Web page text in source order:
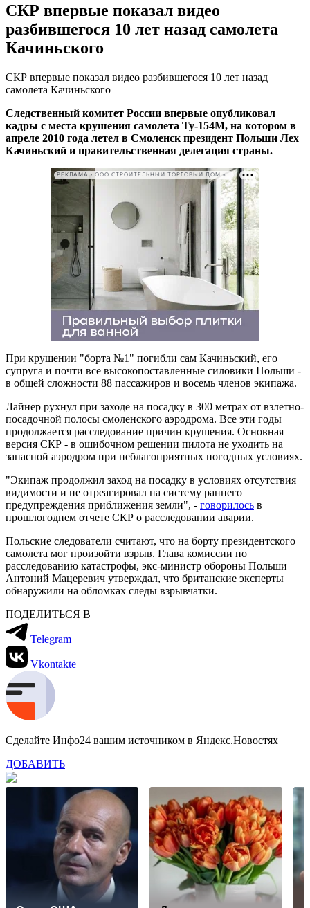
СКР впервые показал видео
разбившегося 10 лет назад самолета
Качиньского
СКР впервые показал видео разбившегося 10 лет назад
самолета Качиньского
Следственный комитет России впервые опубликовал
кадры с места крушения самолета Ту-154М, на котором в
апреле 2010 года летел в Смоленск президент Польши Лех
Качиньский и правительственная делегация страны.
РЕКЛАМА • ООО СТРОИТЕЛЬНЫЙ ТОРГОВЫЙ ДОМ «ПЕТРОВИЧ». ИНН: 7802348846
При крушении "борта №1" погибли сам Качиньский, его
супруга и почти все высокопоставленные силовики Польши -
в общей сложности 88 пассажиров и восемь членов экипажа.
Лайнер рухнул при заходе на посадку в 300 метрах от взлетно-
посадочной полосы смоленского аэродрома. Все эти годы
продолжается расследование причин крушения. Основная
версия СКР - в ошибочном решении пилота не уходить на
запасной аэродром при неблагоприятных погодных условиях.
"Экипаж продолжил заход на посадку в условиях отсутствия
видимости и не отреагировал на систему раннего
предупреждения приближения земли", - говорилось в
прошлогоднем отчете СКР о расследовании аварии.
Польские следователи считают, что на борту президентского
самолета мог произойти взрыв. Глава комиссии по
расследованию катастрофы, экс-министр обороны Польши
Антоний Мацеревич утверждал, что британские эксперты
обнаружили на обломках следы взрывчатки.
ПОДЕЛИТЬСЯ В
Telegram
Vkontakte
Сделайте Инфо24 вашим источником в Яндекс.Новостях
ДОБАВИТЬ